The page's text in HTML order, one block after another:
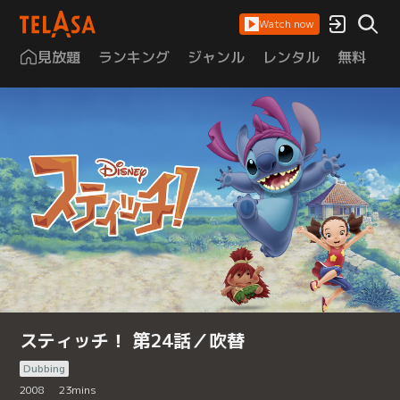
Watch now
見放題 ランキング ジャンル レンタル 無料
スティッチ！ 第24話／吹替
Dubbing
2008
23mins